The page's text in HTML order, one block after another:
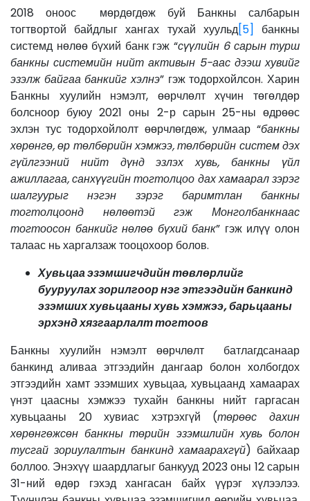
2018 оноос мөрдөгдөж буй Банкны салбарын
тогтвортой байдлыг хангах тухай хуульд[5]
банкны
системд нөлөө бүхий банк гэж “сүүлийн 6 сарын турш
банкны системийн нийт активын 5-аас дээш хувийг
эзэлж байгаа банкийг хэлнэ” гэж тодорхойлсон. Харин
Банкны хуулийн нэмэлт, өөрчлөлт хүчин төгөлдөр
болсноор буюу 2021 оны 2-р сарын 25-ны өдрөөс
эхлэн тус тодорхойлолт өөрчлөгдөж, улмаар “банкны
хөрөнгө, өр төлбөрийн хэмжээ, төлбөрийн систем дэх
гүйлгээний нийт дүнд эзлэх хувь, банкны үйл
ажиллагаа, санхүүгийн тогтолцоо дах хамаарал зэрэг
шалгуурыг нэгэн зэрэг баримтлан банкны
тогтолцоонд нөлөөтэй гэж Монголбанкнаас
тогтоосон банкийг нөлөө бүхий банк” гэж илүү олон
талаас нь харгалзаж тооцохоор болов.
Хувьцаа эзэмшигчдийн төвлөрлийг
бууруулах зорилгоор нэг этгээдийн банкинд
эзэмших хувьцааны хувь хэмжээ, барьцааны
эрхэнд хязгаарлалт тогтоов
Банкны хуулийн нэмэлт өөрчлөлт батлагдсанаар
банкинд аливаа этгээдийн дангаар болон холбогдох
этгээдийн хамт эзэмших хувьцаа, хувьцаанд хамаарах
үнэт цаасны хэмжээ тухайн банкны нийт гаргасан
хувьцааны 20 хувиас хэтрэхгүй (төрөөс дахин
хөрөнгөжсөн банкны төрийн эзэмшлийн хувь болон
тусгай зориулалтын банкинд хамаарахгүй) байхаар
боллоо. Энэхүү шаардлагыг банкууд 2023 оны 12 сарын
31-ний өдөр гэхэд хангасан байх үүрэг хүлээлээ.